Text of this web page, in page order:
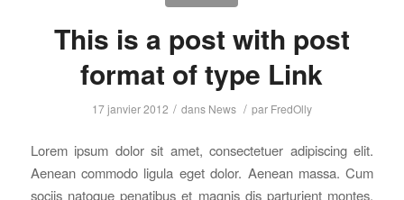
This is a post with post
format of type Link
17 janvier 2012 / dans News / par FredOlly
Lorem ipsum dolor sit amet, consectetuer adipiscing elit.
Aenean commodo ligula eget dolor. Aenean massa. Cum
sociis natoque penatibus et magnis dis parturient montes,